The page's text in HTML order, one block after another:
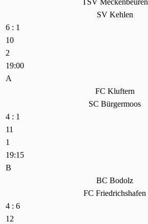
TSV Meckenbeuren
SV Kehlen
6 : 1
10
2
19:00
A
FC Kluftern
SC Bürgermoos
4 : 1
11
1
19:15
B
BC Bodolz
FC Friedrichshafen
4 : 6
12